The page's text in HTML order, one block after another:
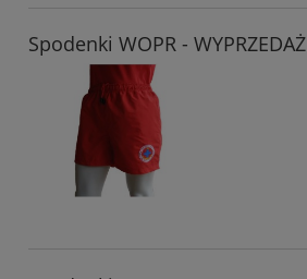
Spodenki WOPR - WYPRZEDAŻ